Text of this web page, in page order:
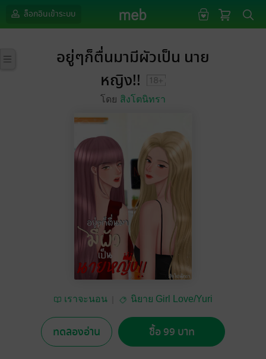
ล็อกอินเข้าระบบ
อยู่ๆก็ตื่นมามีผัวเป็น นาย
หญิง!!
โดย สิงโตนิทรา
เราจะนอน นิยาย Girl Love/Yuri
ทดลองอ่าน ซื้อ 99 บาท